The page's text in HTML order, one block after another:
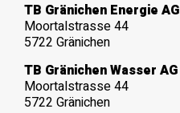
TB Gränichen Energie AG
Moortalstrasse 44
5722 Gränichen
TB Gränichen Wasser AG
Moortalstrasse 44
5722 Gränichen